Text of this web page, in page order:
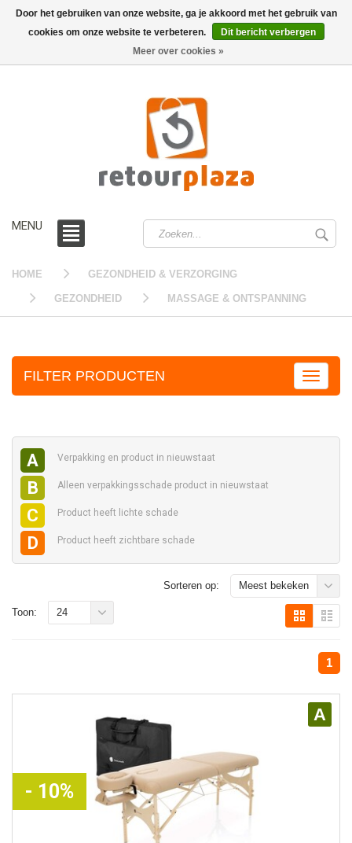
MENU
HOME GEZONDHEID & VERZORGING
GEZONDHEID MASSAGE & ONTSPANNING
FILTER PRODUCTEN
A Verpakking en product in nieuwstaat
B Alleen verpakkingsschade product in nieuwstaat
C Product heeft lichte schade
D Product heeft zichtbare schade
Sorteren op: Meest bekeken
1
Toon: 24
A
- 10%
Door het gebruiken van onze website, ga je akkoord met het gebruik van
cookies om onze website te verbeteren.
Dit bericht verbergen
Meer over cookies »